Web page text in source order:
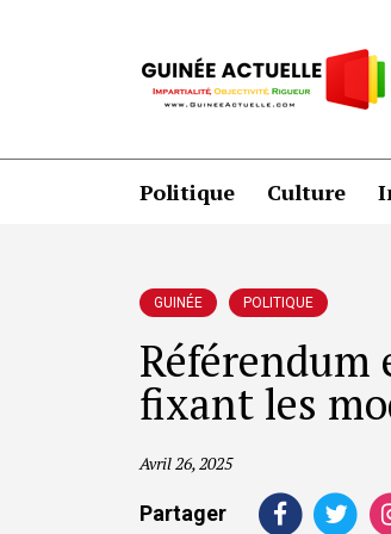
Politique Culture
GUINÉE POLITIQUE
Référendum
fixant les
Avril 26, 2025
Partager